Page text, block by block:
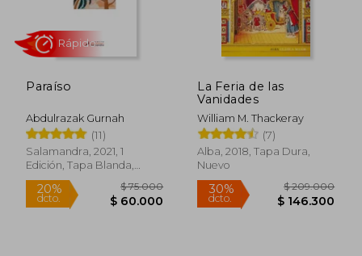
Paraíso
Abdulrazak Gurnah
(11)
Salamandra, 2021, 1
Edición, Tapa Blanda,
Nuevo
La Feria de las
Vanidades
William M. Thackeray
(7)
Alba, 2018, Tapa Dura,
Nuevo